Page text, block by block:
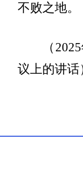
不败之地。
（
议上的讲话